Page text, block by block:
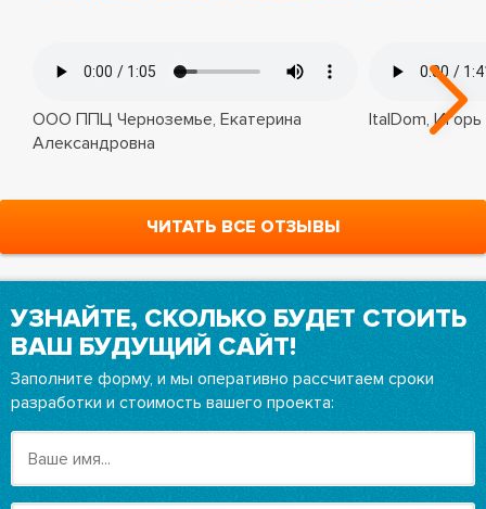
ООО ППЦ Черноземье, Екатерина
Александровна
ItalDom, Игорь
ЧИТАТЬ ВСЕ ОТЗЫВЫ
УЗНАЙТЕ, СКОЛЬКО БУДЕТ СТОИТЬ
ВАШ БУДУЩИЙ САЙТ!
Заполните форму, и мы оперативно рассчитаем сроки
разработки и стоимость вашего проекта: